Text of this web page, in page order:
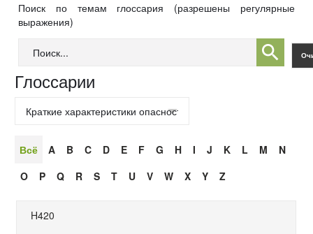
Поиск по темам глоссария (разрешены регулярные
выражения)
Глоссарии
Всё A B C D E F G H I J K L M
N
O
P Q R S T U V W X Y Z
H420